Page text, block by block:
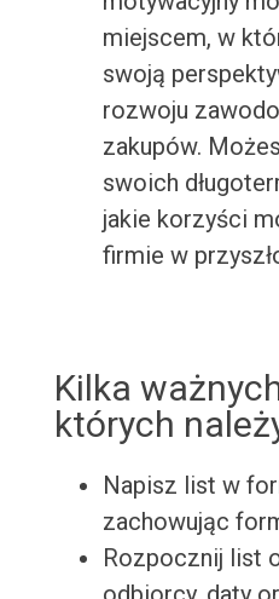
miejscem, w
swoją
rozwoju
zakupów.
swoich
jakie korzyści
firmie w
Kilka
których
Napisz list w
zachowując
Rozpocznij list